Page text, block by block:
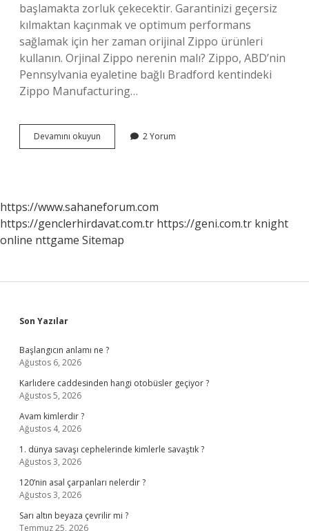
başlamakta zorluk çekecektir. Garantinizi geçersiz
kılmaktan kaçınmak ve optimum performans
sağlamak için her zaman orijinal Zippo ürünleri
kullanın. Orjinal Zippo nerenin malı? Zippo, ABD’nin
Pennsylvania eyaletine bağlı Bradford kentindeki
Zippo Manufacturing…
Devamını okuyun
Orjinal
2 Yorum
https://www.sahaneforum.com
https://genclerhirdavat.com.tr https://geni.com.tr knight
online nttgame Sitemap
Sidebar
Son Yazılar
Başlangıcın anlamı ne ?
Ağustos 6, 2026
Karlıdere caddesinden hangi otobüsler geçiyor ?
Ağustos 5, 2026
Avam kimlerdir ?
Ağustos 4, 2026
1. dünya savaşı cephelerinde kimlerle savaştık ?
Ağustos 3, 2026
120’nin asal çarpanları nelerdir ?
Ağustos 3, 2026
Sarı altın beyaza çevrilir mi ?
Temmuz 25, 2026